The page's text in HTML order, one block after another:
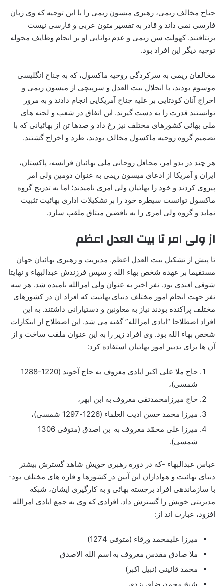
جناح مخالف ریمی، رهبری میسون ریمی را با این توجیه که وی زبان
فارسی نمی داند و قادر به تفسیر متون عربی و فارسی نیست
برنتافتند. کهولت سن ریمی و عدم توانایی او بر انجام وظایف محوله
توجیه دیگر این افراد بود.
مخالفان ریمی به سرکردگی روحیه ماکسول، که به جناح انگلیسی
موسوم بودند، با انحلال بیت العدل و سرپیچی از میسون ریمی و
اخراج آنان کودتایی بر علیه جناح آمریکایی انجام دادند و به مرور
توانستند قدرت را به دست گیرند. این اتفاق در شعب و لجنه های
ملی بهائی کشورهای مختلف نیز رخ داد و صدها تن از بهائیانی که با
تصمیم گروه روحیه ماکسول مخالف بودند، طرد و اخراج گشتند.
هر چند در بدو امر، محافل روحانی ملی بهائیان فرانسه، پاکستان،
ایران و آمریکا از ادعای میسون ریمی به عنوان دومین ولی امر
پیروی کردند و خود را بهائیان ولی امری نامیدند؛ اما به تدریج گروه
ماکسول توانست سیطره خود را بر تشکیلات اداری بهائیت تثبیت
نماید و گروه ولی امری را به ناقضین میثاق ملقب سازد.
از ولی امر تا بیت العدل اعظم
تا پیش از تشکیل بیت العدل اعظم، مدیریت و رهبری بهائیان جهان
مستقیما بر عهده شخص بهاء الله و سپس فرزندش عبدالبهاء و نهایتا
شوقی افندی بود. نفر اخیر به عنوان ولی امرالله نامیده شد. هر سه
نفر جهت انجام امور مختلف دنیای بهائیت که افراد آن در کشورهای
مختلف پراکنده بودند نیاز به معاونین و دستیارانی داشتند. به این
افراد اصطلاحا “ایادی امرالله” گفته می شد. این اصطلاح از ابتکارات
شخص بهاء الله بود. وی افراد زیر را به این عنوان ملقب ساخت و از
آن ها برای تدبیر امور بهائیان استفاده کرد:
حاج ملا علی اکبر ایادی معروف به حاج آخوند (1220-1288
شمسی)،
حاج میرزامحمدتقی معروف به ابن ابهر،
میرزا محمد حسن ادیب العلماء (1226-1297 شمسی)،
میرزا علی محمّد معروف به ابن اصدق (متوفی 1306
شمسی).
عباس عبدالبهاء -که در دوره رهبری خویش شاهد گسترش بیشتر
دنیای بهائیت و هواداران این آیین در کشورها و قاره های مختلف بود-
با سازماندهی افراد برجسته بهائی و به کارگیری ایشان، شبکه
مدیریتی خویش را گسترش داد. افرادی که وی به جمع ایادی امرالله
افزود، عبارت اند از:
میرزا علیمحمد ورقاء (متوفی 1274)
ملا صادق مقدس معروف به اسم الله الاصدق
محمد قائینی (نبیل اکبر)
شیخ محمدرضای یزدی